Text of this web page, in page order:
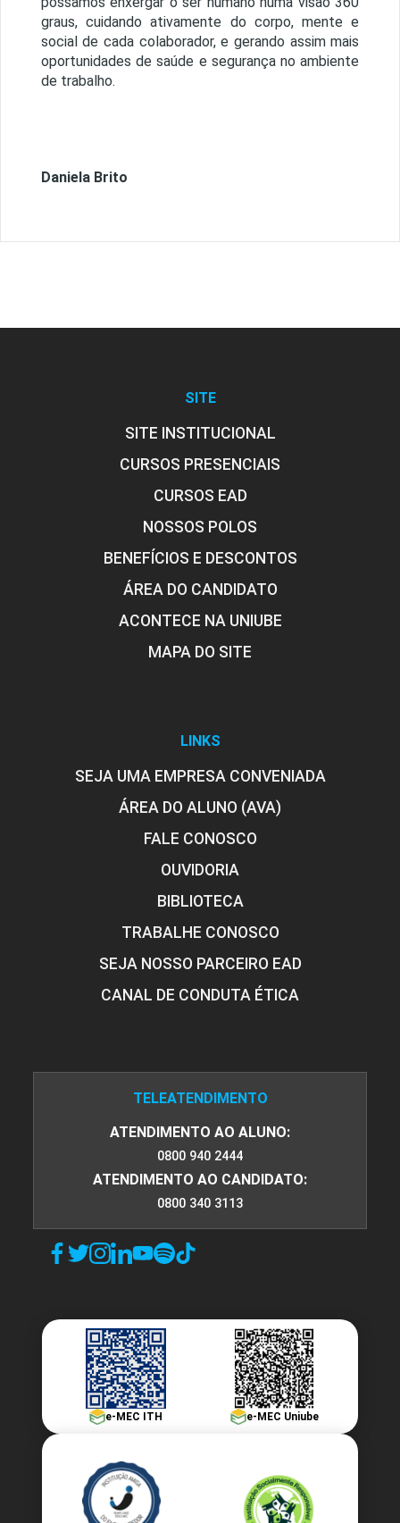
graus, cuidando ativamente do corpo, mente e
social de cada colaborador, e gerando assim mais
oportunidades de saúde e segurança no ambiente
de trabalho.
Daniela Brito
SITE
SITE INSTITUCIONAL
CURSOS PRESENCIAIS
CURSOS EAD
NOSSOS POLOS
BENEFÍCIOS E DESCONTOS
ÁREA DO CANDIDATO
ACONTECE NA UNIUBE
MAPA DO SITE
LINKS
SEJA UMA EMPRESA CONVENIADA
ÁREA DO ALUNO (AVA)
FALE CONOSCO
OUVIDORIA
BIBLIOTECA
TRABALHE CONOSCO
SEJA NOSSO PARCEIRO EAD
CANAL DE CONDUTA ÉTICA
TELEATENDIMENTO
ATENDIMENTO AO ALUNO:
0800 940 2444
ATENDIMENTO AO CANDIDATO:
0800 340 3113
e-MEC ITH e-MEC Uniube